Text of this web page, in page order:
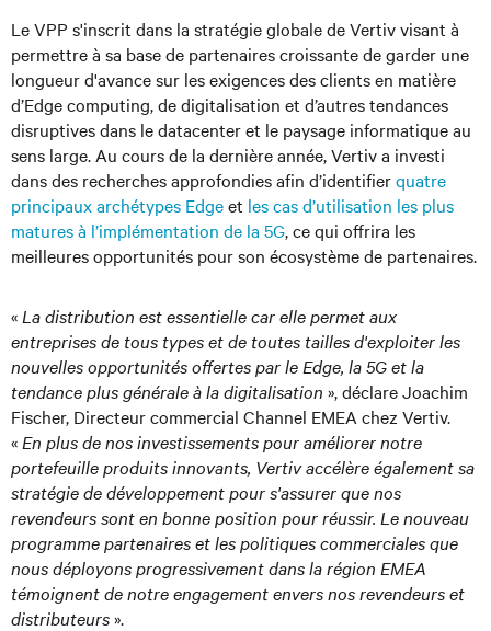
Le VPP s'inscrit dans la stratégie globale de Vertiv visant à
permettre à sa base de partenaires croissante de garder une
longueur d'avance sur les exigences des clients en matière
d’Edge computing, de digitalisation et d’autres tendances
disruptives dans le datacenter et le paysage informatique au
sens large. Au cours de la dernière année, Vertiv a investi
dans des recherches approfondies afin d’identifierquatre
principaux archétypes Edgeet les cas d’utilisation les plus
matures à l’implémentation de la 5G, ce qui offrira les
meilleures opportunités pour son écosystème de partenaires.
« La distribution est essentielle car elle permet aux
entreprises de tous types et de toutes tailles d'exploiter les
nouvelles opportunités offertes par le Edge, la 5G et la
tendance plus générale à la digitalisation », déclare Joachim
Fischer, Directeur commercial Channel EMEA chez Vertiv.
« En plus de nos investissements pour améliorer notre
portefeuille produits innovants, Vertiv accélère également sa
stratégie de développement pour s'assurer que nos
revendeurs sont en bonne position pour réussir. Le nouveau
programme partenaires et les politiques commerciales que
nous déployons progressivement dans la région EMEA
témoignent de notre engagement envers nos revendeurs et
distributeurs».